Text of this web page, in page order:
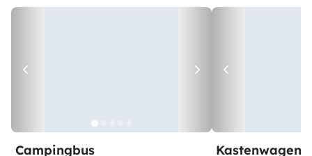
Campingbus Kastenwagen